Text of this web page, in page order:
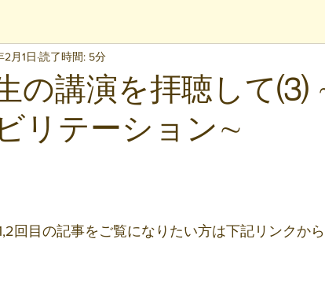
の講演を拝聴して⑶
リテーション∼
2月1日 読了時間: 5分
います。
回目の記事をご覧になりたい方は下記リンクから